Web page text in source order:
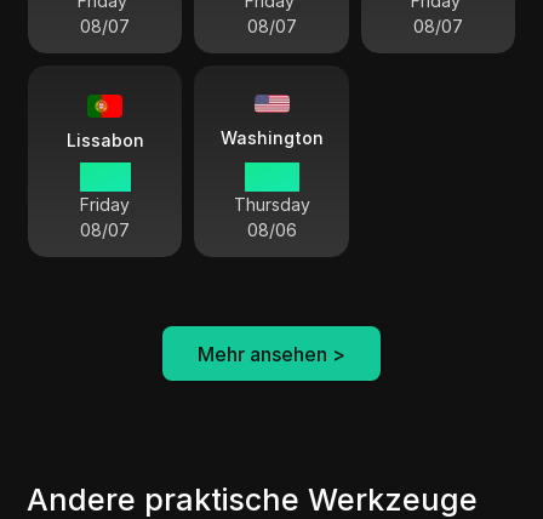
08/07
08/07
08/07
Lissabon
Friday
08/07
Washington
Thursday
08/06
Mehr ansehen >
Andere praktische Werkzeuge